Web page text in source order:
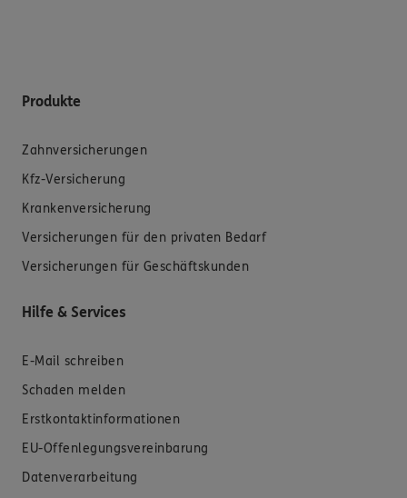
Produkte
Zahnversicherungen
Kfz-Versicherung
Krankenversicherung
Versicherungen für den privaten Bedarf
Versicherungen für Geschäftskunden
Hilfe & Services
E-Mail schreiben
Schaden melden
Erstkontaktinformationen
EU-Offenlegungsvereinbarung
Datenverarbeitung